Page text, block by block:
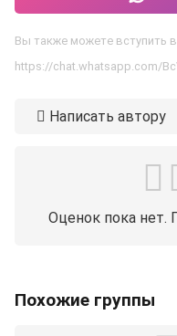
Вы также можете вступить
https://chat.whatsapp.com/
Написать автору
Оценок пока нет.
Похожие группы